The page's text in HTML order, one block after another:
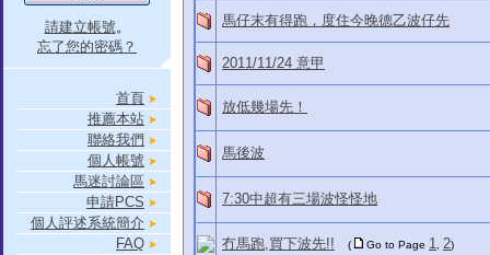
請建立帳號。
忘了您的密碼？
首頁
推薦本站
聯絡我們
個人帳號
馬迷討論區
申請PCS
個人評述系統簡介
FAQ
馬仔末有得跑，度住今晚德乙波仔先
2011/11/24 意甲
放低幾場先！
馬後波
7:30中超有三場波怪怪地
冇馬跑,買下波先!! ( Go to Page 1 2)